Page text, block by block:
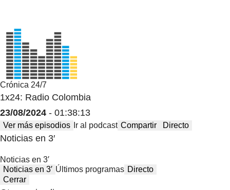
Crónica 24/7
1x24: Radio Colombia
23/08/2024 - 01:38:13
Ver más episodios Ir al podcast Compartir Directo
Noticias en 3′
Noticias en 3′
Noticias en 3′ Últimos programas Directo
Cerrar